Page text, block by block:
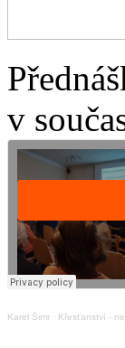
v
Karel Šimr · Křesťanství -